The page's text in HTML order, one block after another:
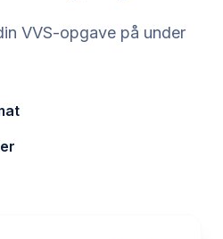
VVS-opgave på under